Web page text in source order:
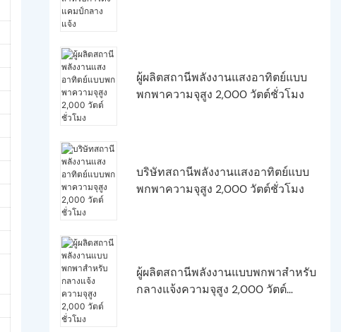
ผู้ผลิตสถานีพลังงานแสงอาทิตย์แบบ
พกพาความจุสูง 2,000 วัตต์ชั่วโมง
บริษัทสถานีพลังงานแสงอาทิตย์แบบ
พกพาความจุสูง 2,000 วัตต์ชั่วโมง
ผู้ผลิตสถานีพลังงานแบบพกพาสำหรับ
กลางแจ้งความจุสูง 2,000 วัตต์